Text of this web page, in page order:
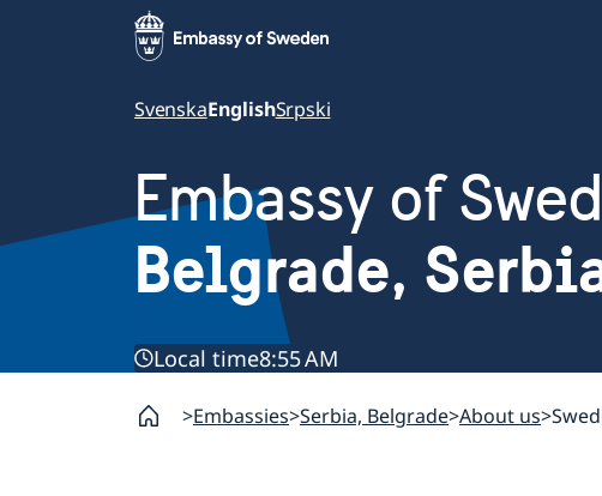
SvenskaEnglishSrpski
Embassy of
Belgrade,
Local time8:55 AM
Embassies Serbia, Belgrade About us